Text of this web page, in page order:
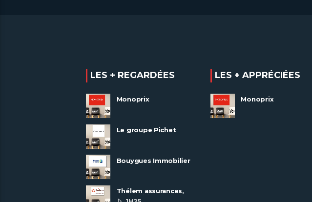
LES + REGARDÉES
Monoprix
Le groupe Pichet
Bouygues Immobilier
Thélem assurances,
une politique RH
LES + APPRÉCIÉES
Monoprix